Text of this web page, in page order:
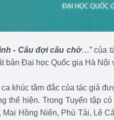
- Câu đợi câu chờ…” của
bản Đại học Quốc gia Hà Nội
khúc tâm đắc của tác giả
thể hiện.Trong Tuyển tập
Hồng Niên, Phú Tài, Lê